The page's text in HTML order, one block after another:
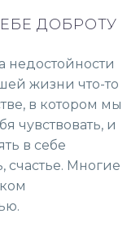
ДОБРОТУ
недостойности
жизни что-то
в котором мы
чувствовать, и
в себе
счастье. Многие